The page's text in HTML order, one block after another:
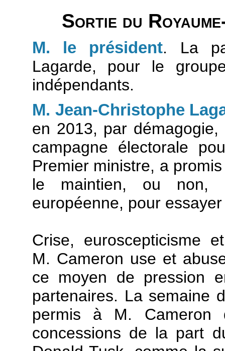
Sortie du
M. le président. La
Lagarde, pour le
indépendants.
M. Jean-Christophe
en 2013, par
campagne électorale
Premier ministre, a
le maintien, ou non,
européenne, pour
Crise, euroscepticisme
M. Cameron use et
ce moyen de pression
partenaires. La semaine
permis à M. Cameron
concessions de la part